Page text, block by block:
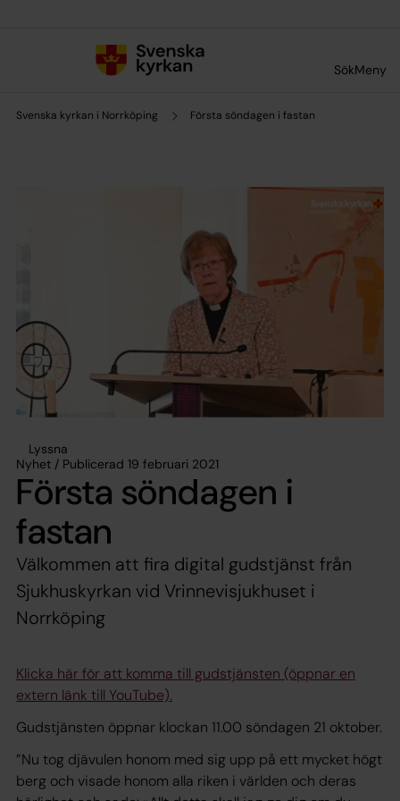
SökMeny
Svenska kyrkan i Norrköping Första söndagen i fastan
Lyssna
Nyhet / Publicerad 19 februari 2021
Första söndagen i
fastan
Välkommen att fira digital gudstjänst från
Sjukhuskyrkan vid Vrinnevisjukhuset i
Norrköping
Klicka här för att komma till gudstjänsten (öppnar en
extern länk till YouTube).
Gudstjänsten öppnar klockan 11.00 söndagen 21 oktober.
”Nu tog djävulen honom med sig upp på ett mycket högt
berg och visade honom alla riken i världen och deras